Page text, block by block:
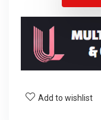
Add to wishlist